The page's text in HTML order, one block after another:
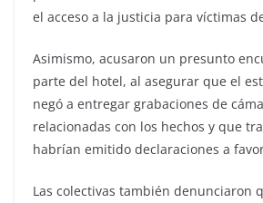
el acceso a la justicia para víctimas
Asimismo, acusaron un presunto
parte del hotel, al asegurar que el
negó a entregar grabaciones de
relacionadas con los hechos y que
habrían emitido declaraciones a
Las colectivas también denunciaron